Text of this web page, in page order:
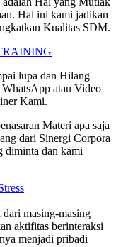
Hal ini kami jadikan
Kualitas SDM.
lupa dan Hilang
atau Video
Kami.
Materi apa saja
dari Sinergi Corpora
diminta dan kami
masing-masing
aktifitas berinteraksi
menjadi pribadi